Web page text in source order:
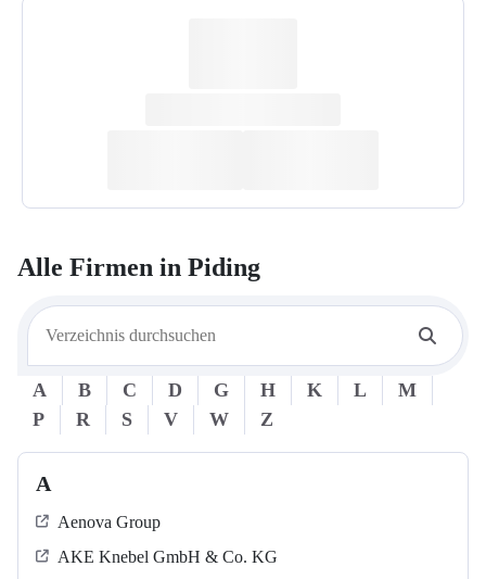
Alle Firmen in Piding
A B C D G H K L
M
P
R S V W Z
A
Aenova Group
AKE Knebel GmbH & Co. KG